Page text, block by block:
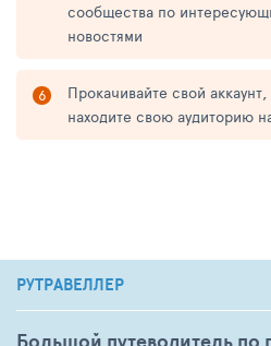
сообщества по
новостями
Прокачивайте свой
находите свою аудиторию
РУТРАВЕЛЛЕР